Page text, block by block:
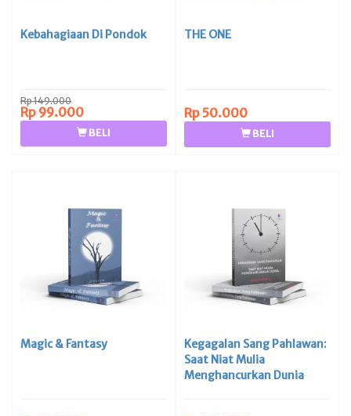
Kebahagiaan Di Pondok
Rp 149.000
Rp 99.000
BELI
THE ONE
Rp 50.000
BELI
Magic & Fantasy
Kegagalan Sang Pahlawan:
Saat Niat Mulia
Menghancurkan Dunia